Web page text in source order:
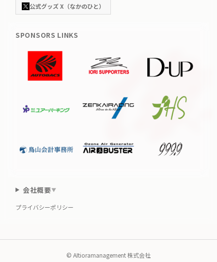
公式グッズ X（なかのひと）
SPONSORS LINKS
会社概要▼
プライバシーポリシー
©️ AItioramanagement 株式会社